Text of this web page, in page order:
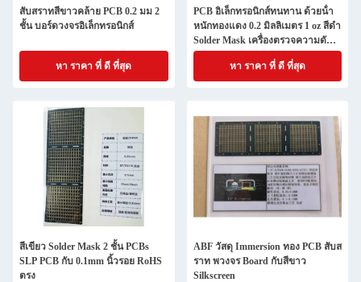
สับสราทสีขาวคล้าย PCB 0.2 มม 2
ชั้น บอร์ดวงจรอิเล็กทรอนิกส์
หา ราคา ที่ ดี ที่สุด
PCB อิเล็กทรอนิกส์ทนทาน ด้วยน้ํา
หนักทองแดง 0.2 มิลลิเมตร 1 oz สีดํา
Solder Mask เครื่องตรวจความดัน
PCB
หา ราคา ที่ ดี ที่สุด
สีเขียว Solder Mask 2 ชั้น PCBs
SLP PCB กับ 0.1mm นิ้วรอย RoHS
ตรง
ABF วัสดุ Immersion ทอง PCB สับส
ราท พวงจร Board กับสีขาว
Silkscreen